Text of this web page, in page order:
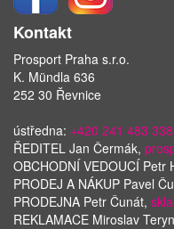
Kontakt
Prosport Praha s.r.o.
K. Mündla 636
252 30 Řevnice
ústředna: +420 241 483 338
ŘEDITEL Jan Čermák,
OBCHODNÍ VEDOUCÍ Petr
PRODEJ A NÁKUP Pavel
PRODEJNA Petr Čunát,
REKLAMACE Miroslav